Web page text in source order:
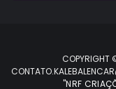
COPYRIGHT
"NRF